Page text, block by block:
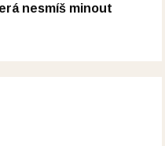
nesmíš minout